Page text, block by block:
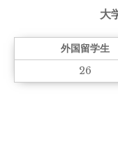
大
外国留学生
26